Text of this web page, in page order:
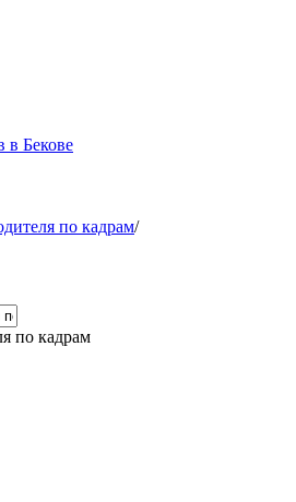
в Бекове
по кадрам/
по кадрам